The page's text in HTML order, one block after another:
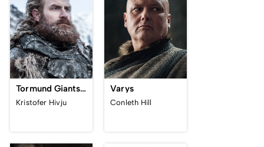
Tormund Giantsbane
Kristofer Hivju
Varys
Conleth Hill